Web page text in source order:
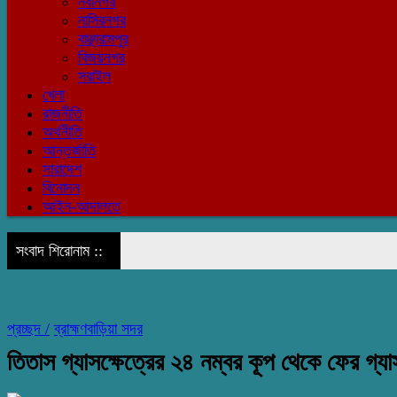
নাসিরনগর
বাঞ্ছারামপুর
বিজয়নগর
সরাইল
খেলা
রাজনীতি
অর্থনীতি
আন্তর্জাতি
সারাদেশ
বিনোদন
আইন-আদালতে
সংবাদ শিরোনাম ::
প্রচ্ছদ / ব্রাহ্মণবাড়িয়া সদর
তিতাস গ্যাসক্ষেত্রের ২৪ নম্বর কূপ থেকে ফের